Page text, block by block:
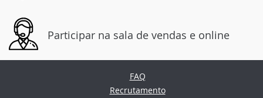
Participar na sala de vendas e online
FAQ
Recrutamento